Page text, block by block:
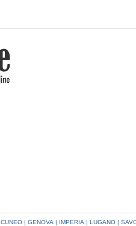
CUNEO | GENOVA | IMPERIA | LUGANO |